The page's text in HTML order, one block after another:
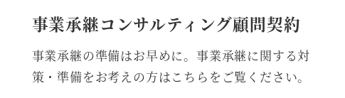
事業承継コンサルティング顧問契約
事業承継の準備はお早めに。事業承継に関する対
策・準備をお考えの方はこちらをご覧ください。